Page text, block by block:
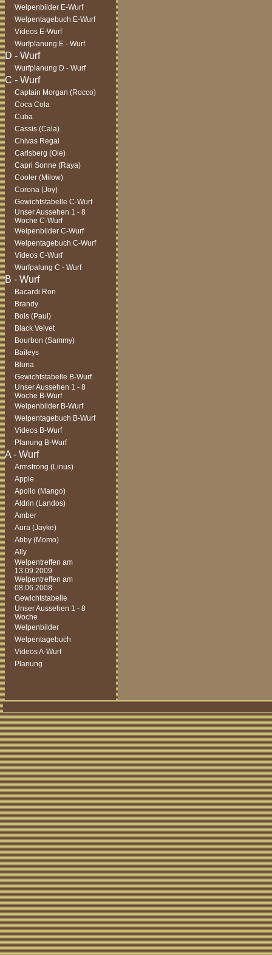
Welpenbilder E-Wurf
Welpentagebuch E-Wurf
Videos E-Wurf
Wurfplanung E - Wurf
Wurfplanung D - Wurf
Captain Morgan (Rocco)
Coca Cola
Cuba
Cassis (Cala)
Chivas Regal
Carlsberg (Ole)
Capri Sonne (Raya)
Cooler (Milow)
Corona (Joy)
Gewichtstabelle C-Wurf
Unser Aussehen 1 - 8
Woche C-Wurf
Welpenbilder C-Wurf
Welpentagebuch C-Wurf
Videos C-Wurf
Wurfpalung C - Wurf
Bacardi Ron
Brandy
Bols (Paul)
Black Velvet
Bourbon (Sammy)
Baileys
Bluna
Gewichtstabelle B-Wurf
Unser Aussehen 1 - 8
Woche B-Wurf
Welpenbilder B-Wurf
Welpentagebuch B-Wurf
Videos B-Wurf
Planung B-Wurf
Armstrong (Linus)
Apple
Apollo (Mango)
Aldrin (Landos)
Amber
Aura (Jayke)
Abby (Momo)
Ally
Welpentreffen am
13.09.2009
Welpentreffen am
08.06.2008
Gewichtstabelle
Unser Aussehen 1 - 8
Woche
Welpenbilder
Welpentagebuch
Videos A-Wurf
Planung